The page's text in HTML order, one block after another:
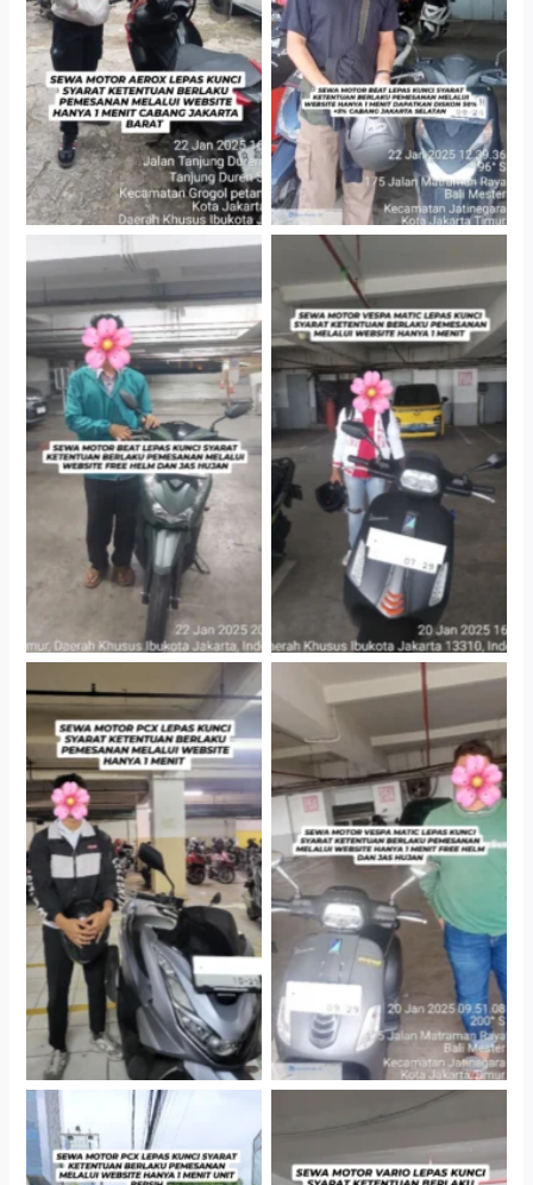
Cabang Jakarta Barat
Gedung Parkir P6A
Cityplaza Jatinegara
Gedung Parkir P6A
Cityplaza Jatinegara
Gedung Parkir P6A
Hotel Kartika Chandra,
Jakarta Selatan
Cityplaza Jatinegara
Gedung Parkir P6A